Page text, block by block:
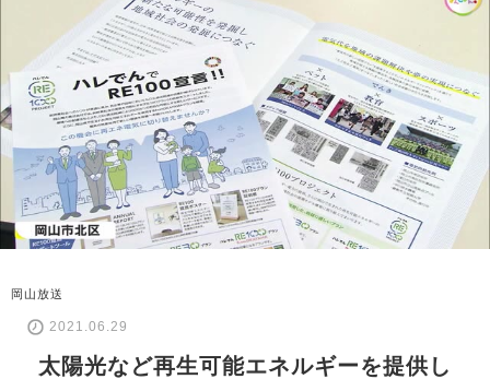
岡山放送
2021.06.29
太陽光など再生可能エネルギーを提供し